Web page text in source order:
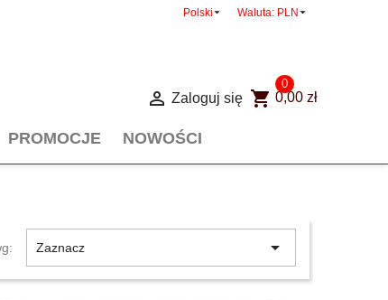
Polski Waluta: PLN
shopping_cart
0
0,00 zł
 Zaloguj się
PROMOCJE NOWOŚCI
Zaznacz 